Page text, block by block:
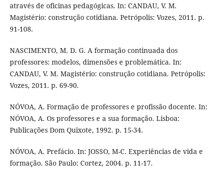
através de oficinas pedagógicas. In: CANDAU, V. M.
Magistério: construção cotidiana. Petrópolis: Vozes, 2011. p.
91-108.
NASCIMENTO, M. D. G. A formação continuada dos
professores: modelos, dimensões e problemática. In:
CANDAU, V. M. Magistério: construção cotidiana. Petrópolis:
Vozes, 2011. p. 69-90.
NÓVOA, A. Formação de professores e profissão docente. In:
NÓVOA, A. Os professores e a sua formação. Lisboa:
Publicações Dom Quixote, 1992. p. 15-34.
NÓVOA, A. Prefácio. In: JOSSO, M-C. Experiências de vida e
formação. São Paulo: Cortez, 2004. p. 11-17.